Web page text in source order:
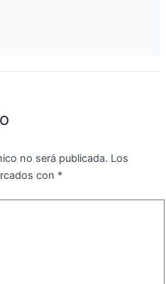
no será publicada. Los
con *